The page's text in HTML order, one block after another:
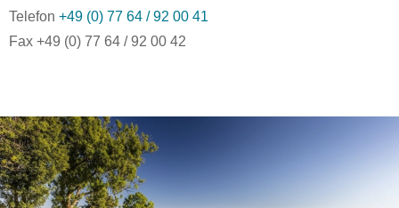
Telefon +49 (0) 77 64 / 92 00 41
Fax +49 (0) 77 64 / 92 00 42